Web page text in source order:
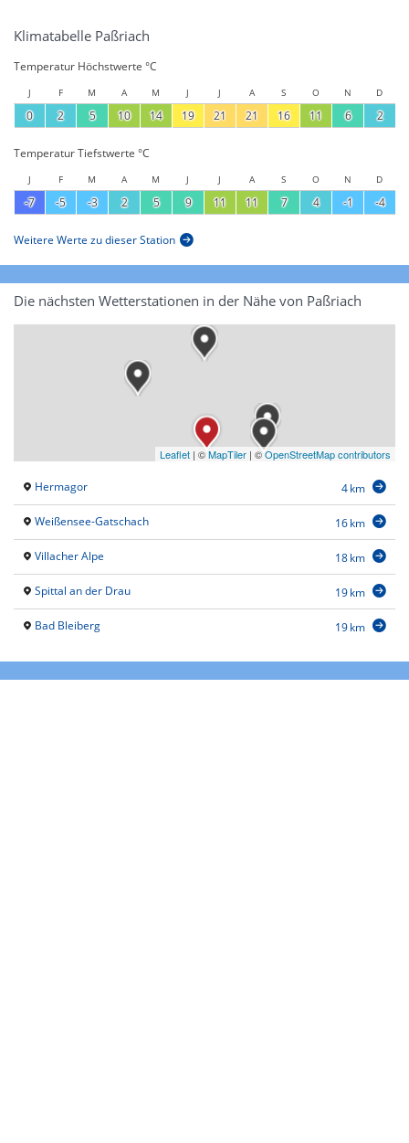
Klimatabelle Paßriach
Temperatur Höchstwerte °C
J F M A M J J A S O N D
0 2 5 10 14 19 21 21 16 11 6 2
Temperatur Tiefstwerte °C
J F M A M J J A S O N D
-7 -5 -3 2 5 9 11 11 7 4 -1 -4
Weitere Werte zu dieser Station
Die nächsten Wetterstationen in der Nähe von Paßriach
Leaflet | ©MapTiler | ©OpenStreetMap contributors
Hermagor 4 km
Weißensee-Gatschach 16 km
Villacher Alpe 18 km
Spittal an der Drau 19 km
Bad Bleiberg 19 km